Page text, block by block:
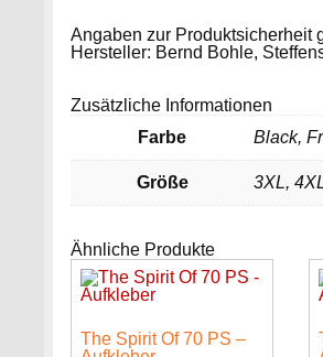
Angaben zur Produktsicherheit
Hersteller: Bernd Bohle,
Zusätzliche Informationen
Farbe
Black,
Größe 3XL,
Ähnliche Produkte
The Spirit Of 70 PS –